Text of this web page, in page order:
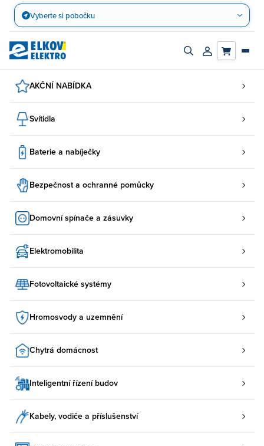
Přejít
obsah
Vyberte si pobočku
Zapnout/vypnout
Přihlásit/
AKČNÍ NABÍDKA
Svítidla
Baterie a nabíječky
Bezpečnost a ochranné pomůcky
Domovní spínače a zásuvky
Elektromobilita
Fotovoltaické systémy
Hromosvody a uzemnění
Chytrá domácnost
Inteligentní řízení budov
Kabely, vodiče a příslušenství